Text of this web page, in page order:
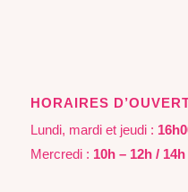
HORAIRES
Lundi, mardi et jeudi :
Mercredi : 10h – 12h /